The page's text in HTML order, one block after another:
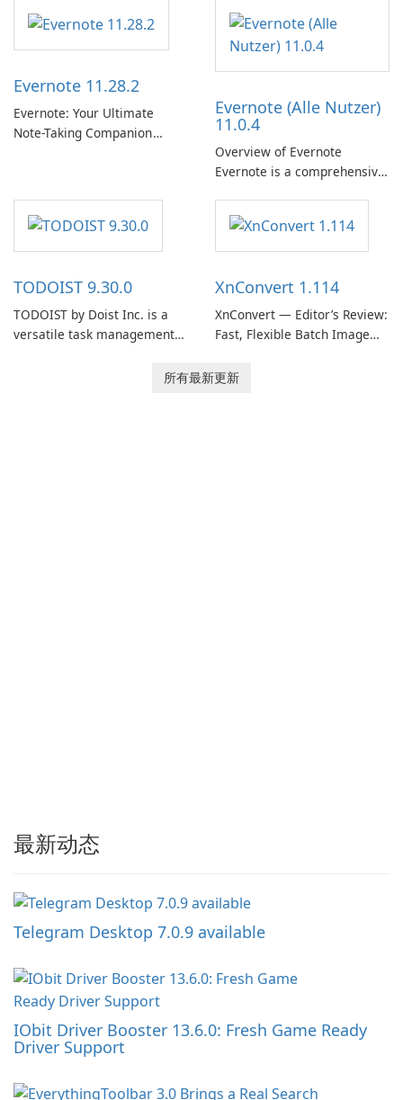
的音乐体验，让他们发现、流
式传输和欣赏他们最喜欢的音
Support Release) is the long-
term support channel of the
Thunderbird desktop email
client designed for
need predictable …
Evernote 11.28.2
Evernote: Your Ultimate
Note-Taking Companion
helps users capture ideas,
organize to-do lists, and keep
track of important
Evernote (Alle Nutzer)
11.0.4
Overview of Evernote
Evernote is a comprehensive
software designed to help
users capture, organize, and
access information across
TODOIST 9.30.0
TODOIST by Doist Inc. is a
versatile task management
XnConvert 1.114
XnConvert — Editor’s Review:
Fast, Flexible Batch Image
macOS and Linux XnConvert
所有最新更新
最新动态
Telegram Desktop 7.0.9 available
IObit Driver Booster 13.6.0: Fresh Game Ready
Driver Support